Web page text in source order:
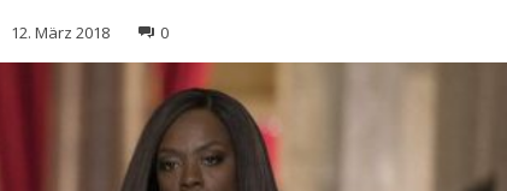
12. März 2018 0